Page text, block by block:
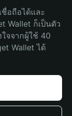
อถือได้และ
Wallet ก็เป็นตัว
จจากผู้ใช้ 40
Wallet ได้